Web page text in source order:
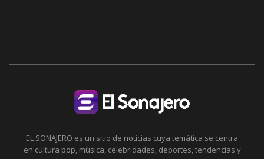
EL SONAJERO es un sitio de noticias cuya temática se centra
en cultura pop, música, celebridades, deportes, tendencias y